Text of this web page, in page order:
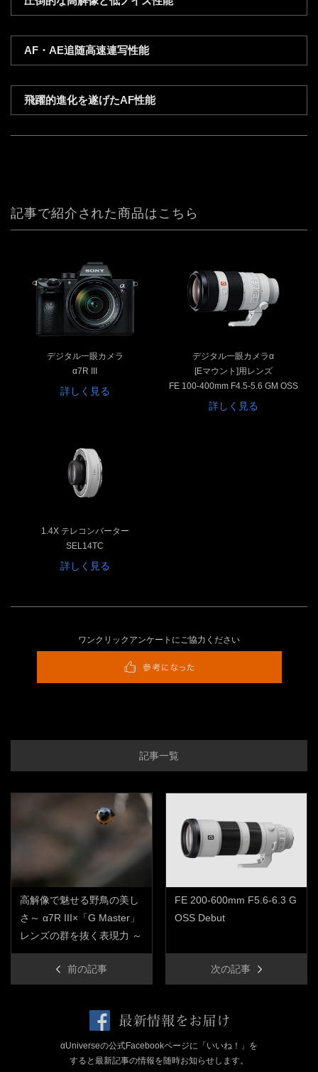
AF・AE追随高速連写性能
飛躍的進化を遂げたAF性能
記事で紹介された商品はこちら
デジタル一眼カメラ
α7R III
詳しく見る
デジタル一眼カメラα
[Eマウント]用レンズ
FE 100-400mm F4.5-5.6 GM OSS
詳しく見る
1.4X テレコンバーター
SEL14TC
詳しく見る
ワンクリックアンケートにご協力ください
記事一覧
高解像で魅せる野鳥の美し
さ～ α7R III×「G Master」
レンズの群を抜く表現力 ～
前の記事
FE 200-600mm F5.6-6.3 G
OSS Debut
次の記事
αUniverseの公式Facebookページに「いいね！」を
すると最新記事の情報を随時お知らせします。